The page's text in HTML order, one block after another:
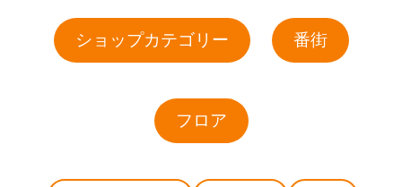
ショップカテゴリー 番街
フロア